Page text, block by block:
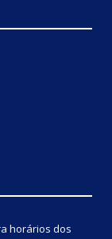
horários dos